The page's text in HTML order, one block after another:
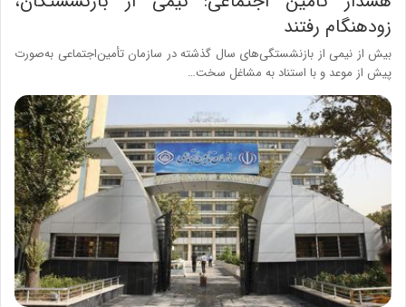
زودهنگام رفتند
بیش از نیمی از بازنشستگی‌های سال گذشته در سازمان تأمین‌اجتماعی به‌صورت
پیش از موعد و با استناد به مشاغل سخت…